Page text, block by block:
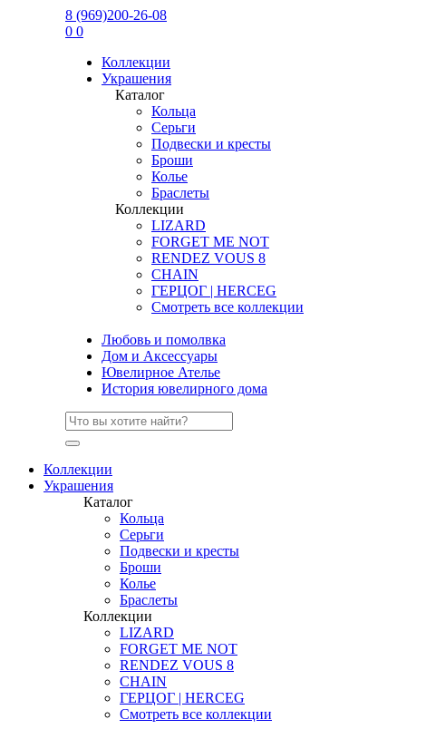
8 (969)200-26-08
0 0
Коллекции
Украшения
Каталог
Кольца
Серьги
Подвески и кресты
Броши
Колье
Браслеты
Коллекции
LIZARD
FORGET ME NOT
RENDEZ VOUS 8
CHAIN
ГЕРЦОГ | HERCEG
Смотреть все коллекции
Любовь и помолвка
Дом и Аксессуары
Ювелирное Ателье
История ювелирного дома
Коллекции
Украшения
Каталог
Кольца
Серьги
Подвески и кресты
Броши
Колье
Браслеты
Коллекции
LIZARD
FORGET ME NOT
RENDEZ VOUS 8
CHAIN
ГЕРЦОГ | HERCEG
Смотреть все коллекции